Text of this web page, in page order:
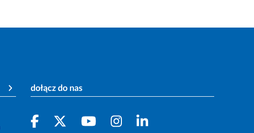
dołącz do nas